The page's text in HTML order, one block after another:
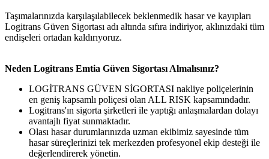
Taşımalarınızda karşılaşılabilecek beklenmedik hasar ve kayıpları
Logitrans Güven Sigortası adı altında sıfıra indiriyor, aklınızdaki tüm
endişeleri ortadan kaldırıyoruz.
Neden Logitrans Emtia Güven Sigortası Almalısınız?
LOGİTRANS GÜVEN SİGORTASI nakliye poliçelerinin
en geniş kapsamlı poliçesi olan ALL RISK kapsamındadır.
Logitrans'ın sigorta şirketleri ile yaptığı anlaşmalardan dolayı
avantajlı fiyat sunmaktadır.
Olası hasar durumlarınızda uzman ekibimiz sayesinde tüm
hasar süreçlerinizi tek merkezden profesyonel ekip desteği ile
değerlendirerek yönetin.